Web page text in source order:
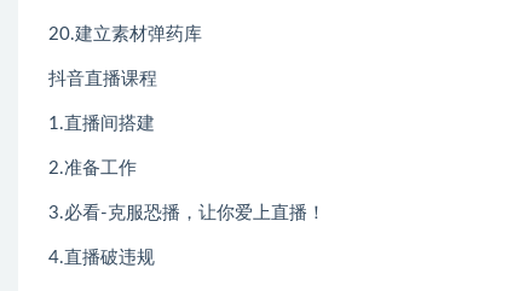
20.建立素材弹药库
抖音直播课程
1.直播间搭建
2.准备工作
3.必看-克服恐播，让你爱上直播！
4.直播破违规